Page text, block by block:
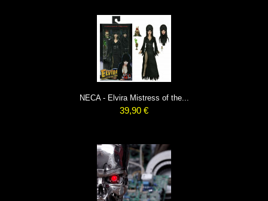
NECA - Elvira Mistress of the...
39,90 €